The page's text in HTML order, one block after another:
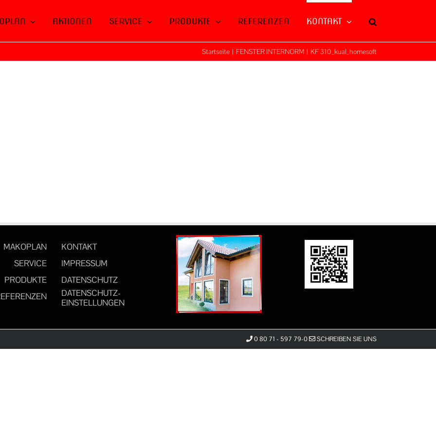
AKTIONEN SERVICE PRODUKTE REFERENZEN KONTAKT
Startseite | FENSTER INTERNORM | KF 310_kual_homesoft
MAKOPLAN
SERVICE
PRODUKTE
KONTAKT
IMPRESSUM
DATENSCHUTZ
DATENSCHUTZ-
EINSTELLUNGEN
0 80 71 - 597 79-0 SCHREIBEN SIE UNS